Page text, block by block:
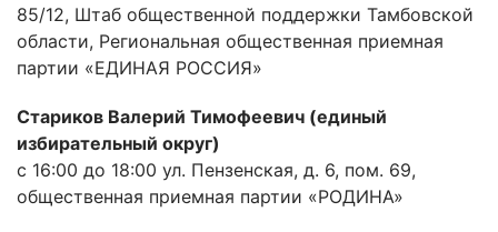
85/12, Штаб общественной поддержки Тамбовской
области, Региональная общественная приемная
партии «ЕДИНАЯ РОССИЯ»
Стариков Валерий Тимофеевич (единый
избирательный округ)
с 16:00 до 18:00 ул. Пензенская, д. 6, пом. 69,
общественная приемная партии «РОДИНА»